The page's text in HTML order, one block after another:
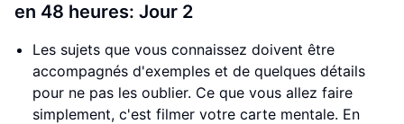
en 48 heures: Jour 2
Les sujets que vous connaissez doivent être
accompagnés d'exemples et de quelques détails
pour ne pas les oublier. Ce que vous allez faire
simplement, c'est filmer votre carte mentale. En